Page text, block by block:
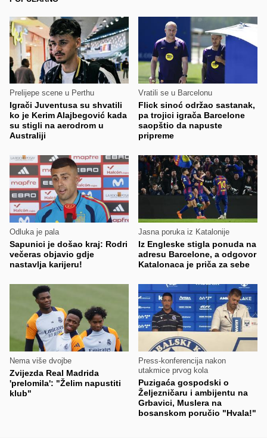
Prelijepe scene u Perthu
Igrači Juventusa su shvatili
ko je Kerim Alajbegović kada
su stigli na aerodrom u
Australiji
Vratili se u Barcelonu
Flick sinoć održao sastanak,
pa trojici igrača Barcelone
saopštio da napuste
pripreme
Odluka je pala
Sapunici je došao kraj: Rodri
večeras objavio gdje
nastavlja karijeru!
Jasna poruka iz Katalonije
Iz Engleske stigla ponuda na
adresu Barcelone, a odgovor
Katalonaca je priča za sebe
Nema više dvojbe
Zvijezda Real Madrida
'prelomila': "Želim napustiti
klub"
Press-konferencija nakon
utakmice prvog kola
Puzigaća gospodski o
Željezničaru i ambijentu na
Grbavici, Muslera na
bosanskom poručio "Hvala!"